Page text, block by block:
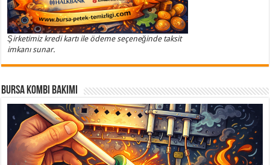
Şirketimiz kredi kartı ile ödeme seçeneğinde taksit
imkanı sunar.
Bursa Kombi Bakımı